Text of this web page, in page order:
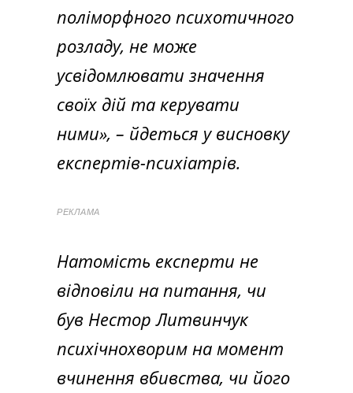
поліморфного психотичного
розладу, не може
усвідомлювати значення
своїх дій та керувати
ними», – йдеться у висновку
експертів-психіатрів.
РЕКЛАМА
Натомість експерти не
відповіли на питання, чи
був Нестор Литвинчук
психічнохворим на момент
вчинення вбивства, чи його